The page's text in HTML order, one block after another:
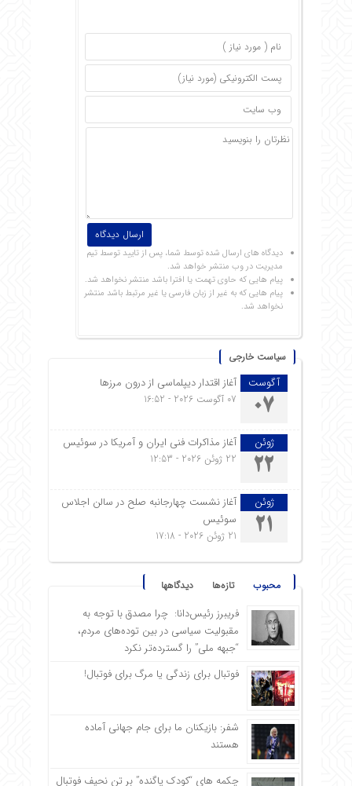
دیدگاه های ارسال شده توسط شما، پس از تایید توسط تیم
مدیریت در وب منتشر خواهد شد.
پیام هایی که حاوی تهمت یا افترا باشد منتشر نخواهد شد.
پیام هایی که به غیر از زبان فارسی یا غیر مرتبط باشد منتشر
نخواهد شد.
سیاست خارجی
آگوست
07
آغاز اقتدار دیپلماسی از درون مرزها
07 آگوست 2026 - 16:52
ژوئن
22
آغاز مذاکرات فنی ایران و آمریکا در سوئیس
22 ژوئن 2026 - 12:53
ژوئن
21
آغاز نشست چهارجانبه صلح در سالن اجلاس
سوئیس
21 ژوئن 2026 - 17:18
محبوب تازه‌ها دیدگاهها
فریبرز رئیس‌دانا: چرا مصدق با توجه به
مقبولیت سیاسی در بین توده‌های مردم،
“جبهه ملی” را گسترده‌تر نکرد
فوتبال برای زندگی یا مرگ برای فوتبال!
شفر: بازیکنان ما برای جام جهانی آماده
هستند
چکمه های “کودک پاگنده” بر تن نحیف فوتبال